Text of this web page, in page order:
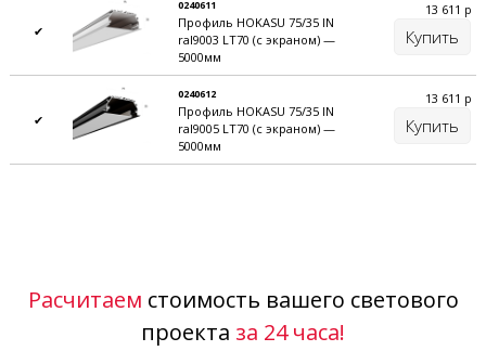
✔
0240611
Профиль HOKASU 75/35 IN
ral9003 LT70 (с экраном) —
5000мм
13 611 р
Купить
✔
0240612
Профиль HOKASU 75/35 IN
ral9005 LT70 (с экраном) —
5000мм
13 611 р
Купить
Расчитаем стоимость вашего светового
проекта за 24 часа!